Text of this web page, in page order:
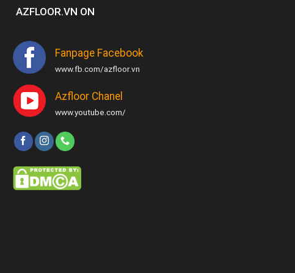
AZFLOOR.VN ON
Fanpage Facebook
www.fb.com/azfloor.vn
Azfloor Chanel
www.youtube.com/